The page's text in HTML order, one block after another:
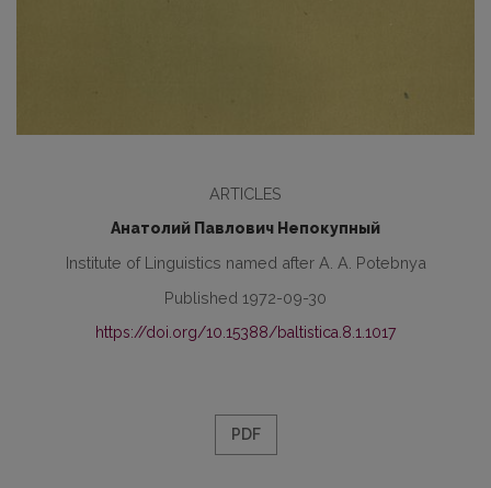
ARTICLES
Анатолий Павлович Непокупный
Institute of Linguistics named after A. A. Potebnya
Published 1972-09-30
https://doi.org/10.15388/baltistica.8.1.1017
PDF